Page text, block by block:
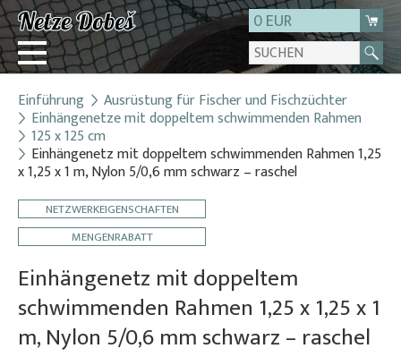
0 EUR
Login
Registrierung
Über uns
Kontakt
Einführung Ausrüstung für Fischer und Fischzüchter
Einhängenetze mit doppeltem schwimmenden Rahmen
125 x 125 cm
Einhängenetz mit doppeltem schwimmenden Rahmen 1,25
x 1,25 x 1 m, Nylon 5/0,6 mm schwarz – raschel
NETZWERKEIGENSCHAFTEN
MENGENRABATT
Einhängenetz mit doppeltem
schwimmenden Rahmen 1,25 x 1,25 x 1
m, Nylon 5/0,6 mm schwarz – raschel